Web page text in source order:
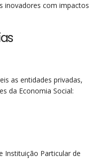
inovadores com impactos
as entidades privadas,
da Economia Social:
Instituição Particular de